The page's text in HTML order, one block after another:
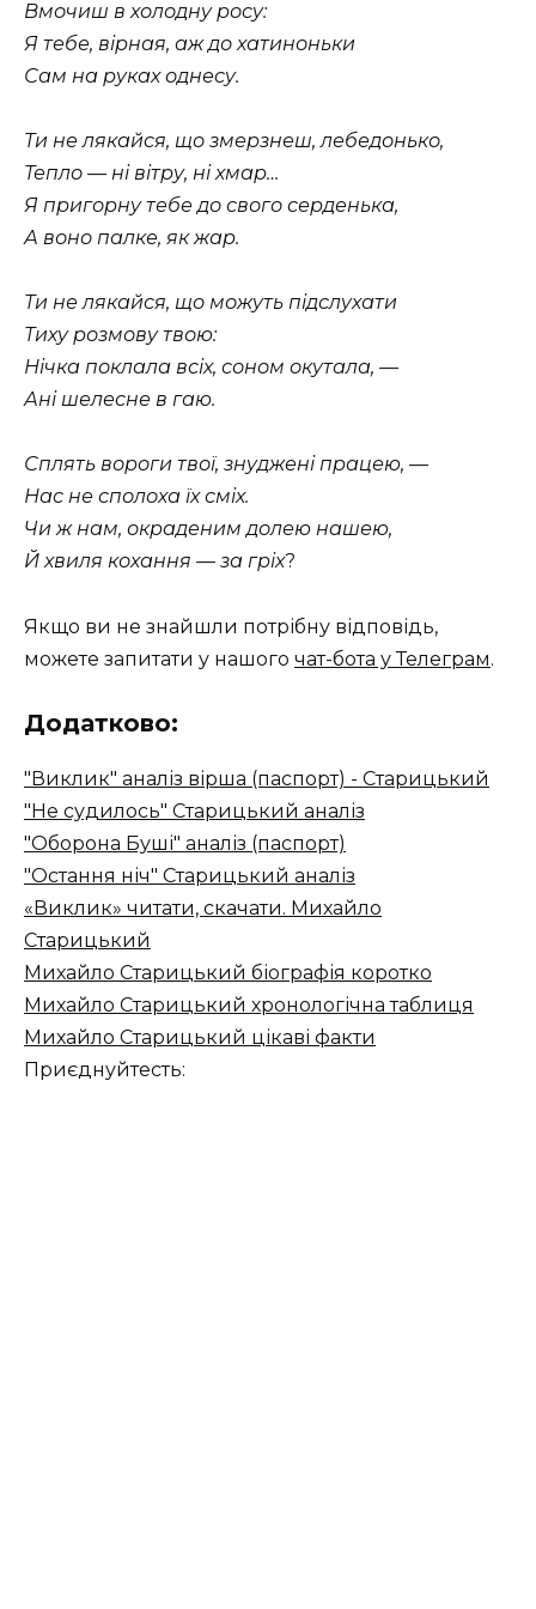
Вмочиш в холодну росу:
Я тебе, вiрная, аж до хатиноньки
Сам на руках однесу.
Ти не лякайся, що змерзнеш, лебедонько,
Тепло — нi вiтру, нi хмар…
Я пригорну тебе до свого серденька,
А воно палке, як жар.
Ти не лякайся, що можуть пiдслухати
Тиху розмову твою:
Нiчка поклала всiх, соном окутала, —
Анi шелесне в гаю.
Сплять вороги твої, знудженi працею, —
Нас не сполоха їх смiх.
Чи ж нам, окраденим долею нашею,
Й хвиля кохання — за грiх?
Якщо ви не знайшли потрібну відповідь,
можете запитати у нашого чат-бота у Телеграм.
Додатково:
"Виклик" аналіз вірша (паспорт) - Старицький
"Не судилось" Старицький аналіз
"Оборона Буші" аналіз (паспорт)
"Остання ніч" Старицький аналіз
«Виклик» читати, скачати. Михайло
Старицький
Михайло Старицький біографія коротко
Михайло Старицький хронологічна таблиця
Михайло Старицький цікаві факти
Приєднуйтесть: